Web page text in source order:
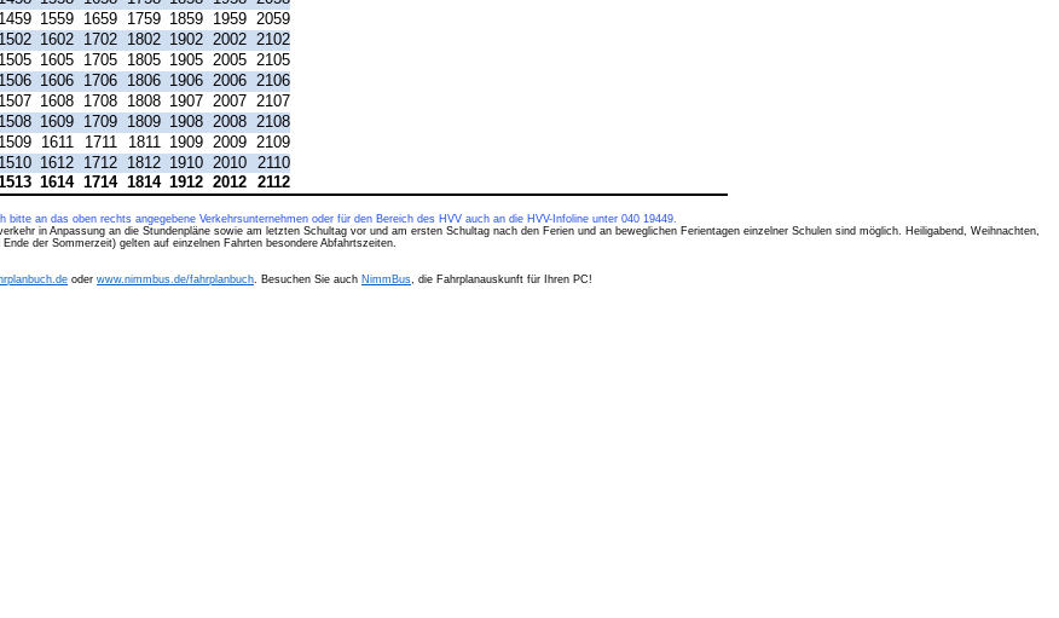
1459 1559 1659 1759 1859 1959 2059
1502 1602 1702 1802 1902 2002 2102
1505 1605 1705 1805 1905 2005 2105
1506 1606 1706 1806 1906 2006 2106
1507 1608 1708 1808 1907 2007 2107
1508 1609 1709 1809 1908 2008 2108
1509 1611 1711 1811 1909 2009 2109
1510 1612 1712 1812 1910 2010
2110
1614 1714 1814 1912 2012 2112
an das oben rechts angegebene Verkehrsunternehmen oder für den Bereich des HVV auch an die HVV-Infoline unter 040 19449.
in Anpassung an die Stundenpläne sowie am letzten Schultag vor und am ersten Schultag nach den Ferien und an beweglichen Ferientagen einzelner Schulen sind möglich. Heiligabend, Weihnachten,
der Sommerzeit) gelten auf einzelnen Fahrten besondere Abfahrtszeiten.
oder www.nimmbus.de/fahrplanbuch . Besuchen Sie auch NimmBus , die Fahrplanauskunft für Ihren PC!